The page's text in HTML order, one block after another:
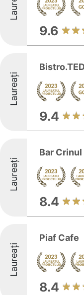
9.6
Laureați
Bistro.TED
9.4
Laureați
Bar Crinul
8.4
Laureați
Piaf Cafe
8.4